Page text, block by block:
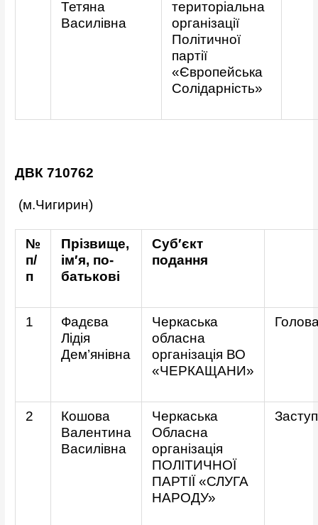
Тетяна
Василівна
територіальна
організації
Політичної
партії
«Європейська
Солідарність»
ДВК 710762
(м.Чигирин)
№
п/
п
Прізвище,
ім′я, по-
батькові
Суб′єкт
подання
1
Фадєва
Лідія
Дем’янівна
Черкаська
обласна
організація ВО
«ЧЕРКАЩАНИ»
2
Кошова
Валентина
Василівна
Черкаська
Обласна
організація
ПОЛІТИЧНОЇ
ПАРТІЇ «СЛУГА
НАРОДУ»